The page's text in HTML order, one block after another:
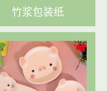
竹浆包装纸